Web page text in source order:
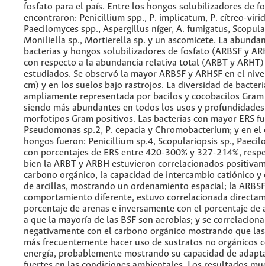
fosfato para el país. Entre los hongos solubilizadores de
encontraron: Penicillium spp., P. implicatum, P. cítreo-
Paecilomyces spp., Aspergillus níger, A. fumigatus,
Moniliella sp., Mortierella sp. y un ascomicete. La
bacterias y hongos solubilizadores de fosfato (ARBSF y
con respecto a la abundancia relativa total (ARBT y
estudiados. Se observó la mayor ARBSF y ARHSF en el
cm) y en los suelos bajo rastrojos. La diversidad de
ampliamente representada por bacilos y cocobacilos
siendo más abundantes en todos los usos y
morfotipos Gram positivos. Las bacterias con mayor ERS
Pseudomonas sp.2, P. cepacia y Chromobacterium; y en el
hongos fueron: Penicillium sp.4, Scopulariopsis sp.,
con porcentajes de ERS entre 420-300% y 327-214%,
bien la ARBT y ARBH estuvieron correlacionados
carbono orgánico, la capacidad de intercambio catiónico y
de arcillas, mostrando un ordenamiento espacial; la
comportamiento diferente, estuvo correlacionada
porcentaje de arenas e inversamente con el porcentaje de
a que la mayoría de las BSF son aerobias; y se
negativamente con el carbono orgánico mostrando que
más frecuentemente hacer uso de sustratos no orgánicos
energía, probablemente mostrando su capacidad de